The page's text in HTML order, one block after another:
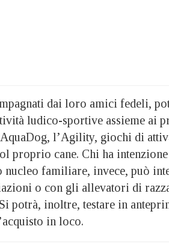
dai loro amici fedeli,
ludico-sportive assieme ai
l’Agility, giochi di
proprio cane. Chi ha
nucleo familiare, invece, può
o con gli allevatori di
potrà, inoltre, testare in
in loco.